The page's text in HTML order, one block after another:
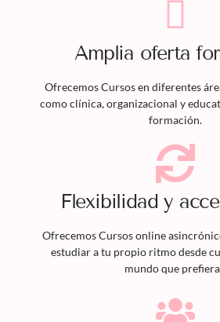
Amplia oferta
OfrecemosCursosen diferentes
como clínica, organizacional y
formación.
Flexibilidad y
OfrecemosCursosonline
estudiar a tu propio ritmo desde
mundo que